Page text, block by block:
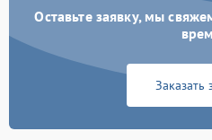
Оставьте заявку, мы
Заказать